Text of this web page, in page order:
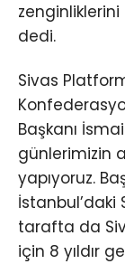
dedi.
Sivas
Başkanı
günlerimizin
yapıyoruz.
İstanbul’daki
tarafta da
için 8 yıldır